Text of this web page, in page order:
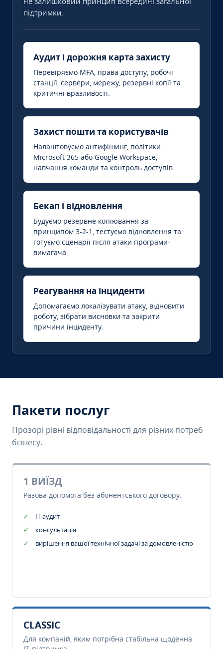
підтримки.
Аудит і дорожня карта захисту
Перевіряємо MFA, права доступу, робочі
станції, сервери, мережу, резервні копії та
критичні вразливості.
Захист пошти та користувачів
Налаштовуємо антифішинг, політики
Microsoft 365 або Google Workspace,
навчання команди та контроль доступів.
Бекап і відновлення
Будуємо резервне копіювання за
принципом 3-2-1, тестуємо відновлення та
готуємо сценарії після атаки програми-
вимагача.
Реагування на інциденти
Допомагаємо локалізувати атаку, відновити
роботу, зібрати висновки та закрити
причини інциденту.
Пакети послуг
Прозорі рівні відповідальності для різних потреб
бізнесу.
1 ВИЇЗД
Разова допомога без абонентського договору.
IT аудит
консультація
вирішення вашої технічної задачі за домовленістю
CLASSIC
Для компаній, яким потрібна стабільна щоденна